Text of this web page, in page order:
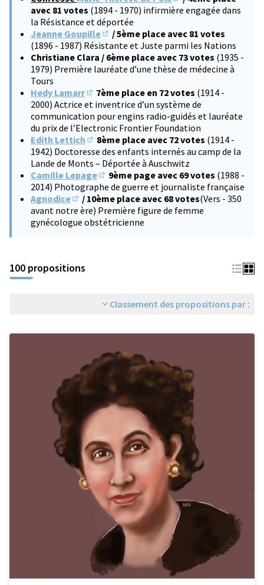
(S'ouvre dans un
avec 81 votes (1894 - 1970) infirmière engagée dans
la Résistance et déportée
Jeanne Goupille
(S'ouvre dans un nouvel onglet)
/ 5ème place avec 81 votes
(1896 - 1987) Résistante et Juste parmi les Nations
Christiane Clara / 6ème place avec 73 votes (1935 -
1979) Première lauréate d’une thèse de médecine à
Tours
Hedy Lamarr
(S'ouvre dans un nouvel onglet)
7ème place en 72 votes (1914 -
2000) Actrice et inventrice d’un système de
communication pour engins radio-guidés et lauréate
du prix de l’Electronic Frontier Foundation
Edith Lettich
(S'ouvre dans un nouvel onglet)
8ème place avec 72 votes (1914 -
1942) Doctoresse des enfants internés au camp de la
Lande de Monts – Déportée à Auschwitz
Camille Lepage
(S'ouvre dans un nouvel onglet)
9ème page avec 69 votes (1988 -
2014) Photographe de guerre et journaliste française
Agnodice
(S'ouvre dans un nouvel onglet)
/ 10ème place avec 68 votes(Vers - 350
avant notre ère) Première figure de femme
gynécologue obstétricienne
100 propositions
Classement des propositions par :